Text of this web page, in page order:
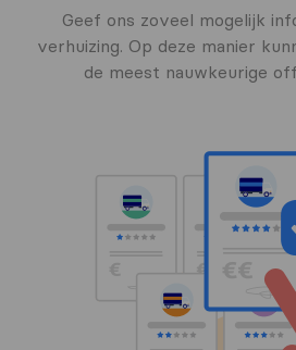
Geef ons zoveel mogelijk
verhuizing. Op deze manier
de meest nauwkeurige